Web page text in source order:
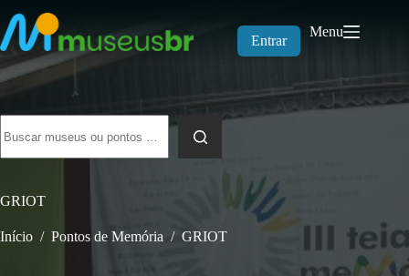
para
o
conteúdo
Entrar
Menu
resultados
GRIOT
Início / Pontos de Memória / GRIOT